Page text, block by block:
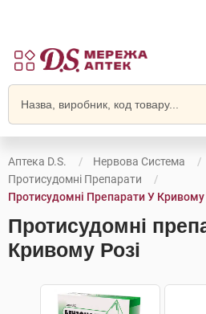
Аптека D.S.
Нервова Система
Протисудомні Препарати
Протисудомні Препарати У Кривому
Протисудомні
Кривому Розі